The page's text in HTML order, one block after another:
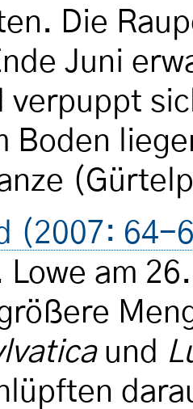
Die
Juni
verpuppt
Boden
(2007: 64-
Lowe am
und